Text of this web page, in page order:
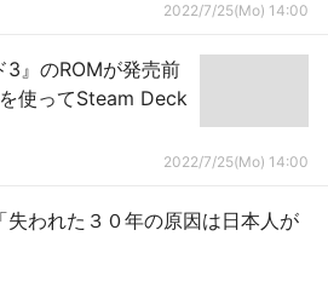
2022/7/25(Mo) 14:00
3』のROMが発売前
使ってSteam Deck
2022/7/25(Mo) 14:00
失われた３０年の原因は日本人が